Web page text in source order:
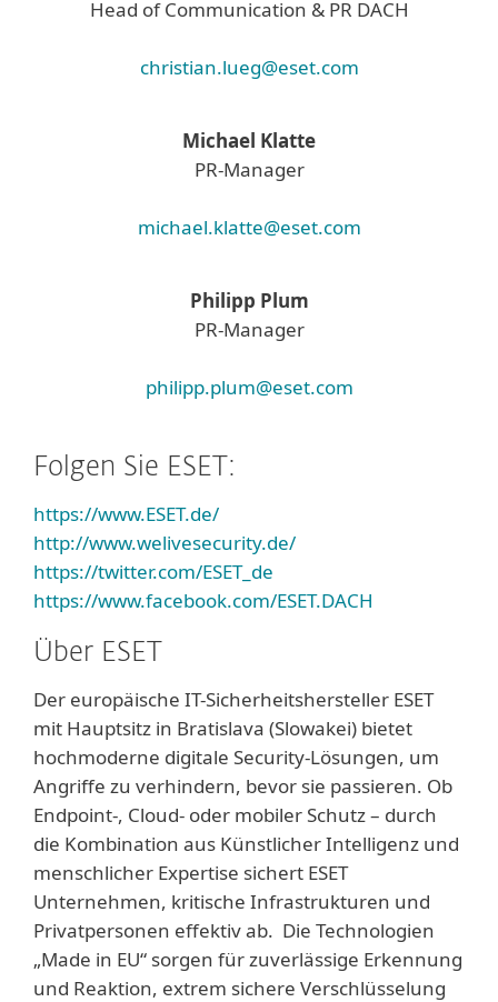
Head of Communication & PR DACH
christian.lueg@eset.com
Michael Klatte
PR-Manager
michael.klatte@eset.com
Philipp Plum
PR-Manager
philipp.plum@eset.com
Folgen Sie ESET:
https://www.ESET.de/
http://www.welivesecurity.de/
https://twitter.com/ESET_de
https://www.facebook.com/ESET.DACH
Über ESET
Der europäische IT-Sicherheitshersteller ESET
mit Hauptsitz in Bratislava (Slowakei) bietet
hochmoderne digitale Security-Lösungen, um
Angriffe zu verhindern, bevor sie passieren. Ob
Endpoint-, Cloud- oder mobiler Schutz – durch
die Kombination aus Künstlicher Intelligenz und
menschlicher Expertise sichert ESET
Unternehmen, kritische Infrastrukturen und
Privatpersonen effektiv ab. Die Technologien
„Made in EU“ sorgen für zuverlässige Erkennung
und Reaktion, extrem sichere Verschlüsselung